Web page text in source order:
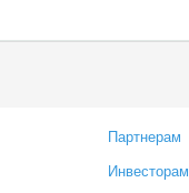
Партнерам
Инвесторам